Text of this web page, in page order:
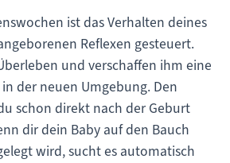
ist das Verhalten deines
Reflexen gesteuert.
und verschaffen ihm eine
der neuen Umgebung. Den
schon direkt nach der Geburt
dir dein Baby auf den Bauch
wird, sucht es automatisch